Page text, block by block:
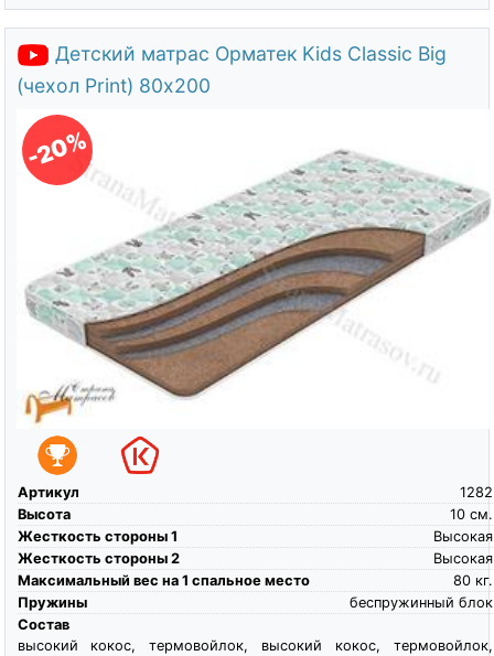
Детский матрас Орматек Kids Classic Big
(чехол Print) 80х200
-20%
Артикул
1282
Высота
см.
10
Жесткость стороны 1
Высокая
Жесткость стороны 2
Высокая
Максимальный вес на 1 спальное место
кг.
80
Пружины
беспружинный блок
Состав
высокий кокос, термовойлок, высокий кокос, термовойлок,